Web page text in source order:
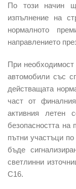
По този начин
изпълнение на
нормалното
направлението
При
автомобили със
действащата
част от
активния летен
безопасността на
пътни участъци
бъде
светлинни
С16.